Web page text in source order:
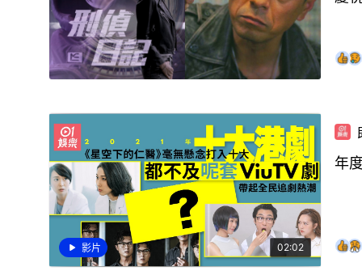
影片 02:02
年